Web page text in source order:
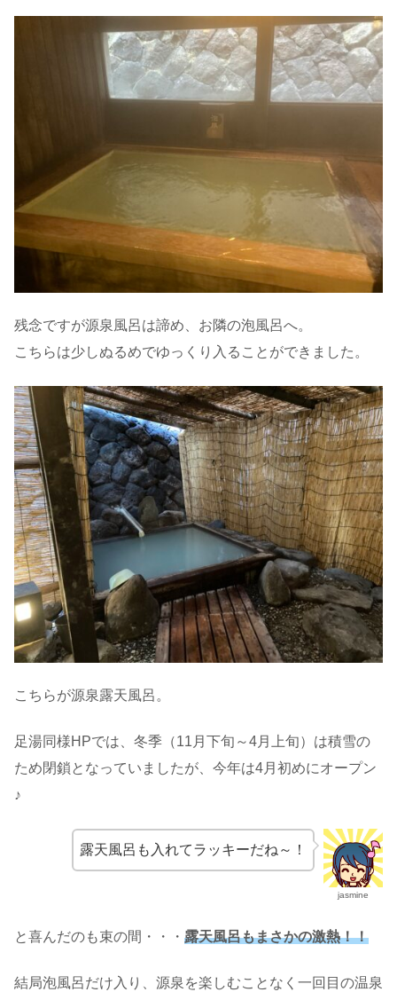
残念ですが源泉風呂は諦め、お隣の泡風呂へ。
こちらは少しぬるめでゆっくり入ることができました。
こちらが源泉露天風呂。
足湯同様HPでは、冬季（11月下旬～4月上旬）は積雪の
ため閉鎖となっていましたが、今年は4月初めにオープン
♪
jasmine
露天風呂も入れてラッキーだね～！
と喜んだのも束の間・・・ 露天風呂もまさかの激熱！！
結局泡風呂だけ入り、源泉を楽しむことなく一回目の温泉